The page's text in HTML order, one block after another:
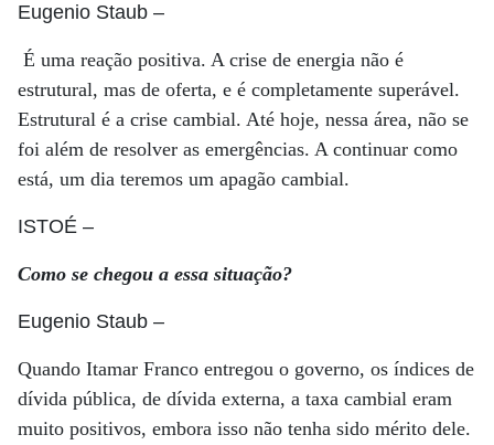
Eugenio Staub –
É uma reação positiva. A crise de energia não é
estrutural, mas de oferta, e é completamente superável.
Estrutural é a crise cambial. Até hoje, nessa área, não se
foi além de resolver as emergências. A continuar como
está, um dia teremos um apagão cambial.
ISTOÉ –
Como se chegou a essa situação?
Eugenio Staub –
Quando Itamar Franco entregou o governo, os índices de
dívida pública, de dívida externa, a taxa cambial eram
muito positivos, embora isso não tenha sido mérito dele.